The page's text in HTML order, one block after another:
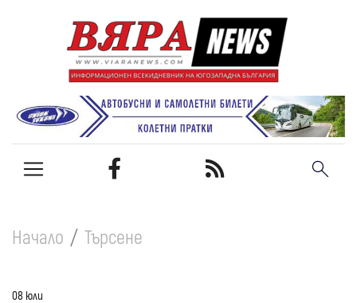
Начало Търсене
08 юли